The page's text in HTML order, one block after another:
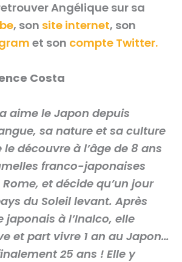
Angélique sur sa
, son site internet, son
et son compte Twitter.
Costa
aime le Japon depuis
sa nature et sa culture
le découvre à l’âge de 8 ans
franco-japonaises
et décide qu’un jour
du Soleil levant. Après
japonais à l’Inalco, elle
et part vivre 1 an au Japon…
25 ans ! Elle y